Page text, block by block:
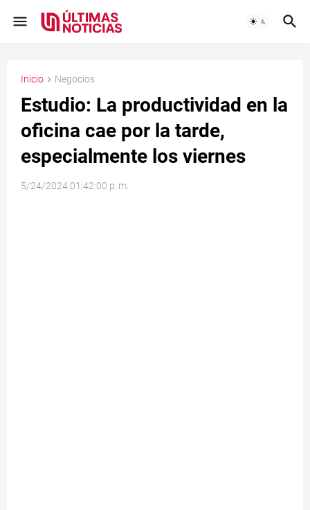
Inicio Negocios
Estudio: La productividad en la
oficina cae por la tarde,
especialmente los viernes
5/24/2024 01:42:00 p. m.